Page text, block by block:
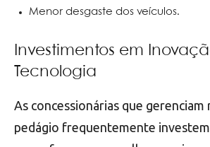
Menor desgaste dos veículos.
Investimentos em
Tecnologia
As concessionárias que gerenciam
pedágio frequentemente